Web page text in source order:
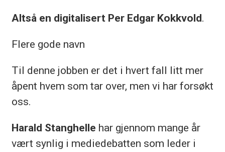
Altså en digitalisert Per Edgar Kokkvold.
Flere gode navn
Til denne jobben er det i hvert fall litt mer
åpent hvem som tar over, men vi har forsøkt
oss.
Harald Stanghelle har gjennom mange år
vært synlig i mediedebatten som leder i